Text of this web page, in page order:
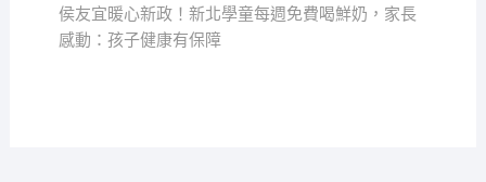
覽 post:
侯友宜暖心新政！新北學童每週免費喝鮮奶，家長
感動：孩子健康有保障